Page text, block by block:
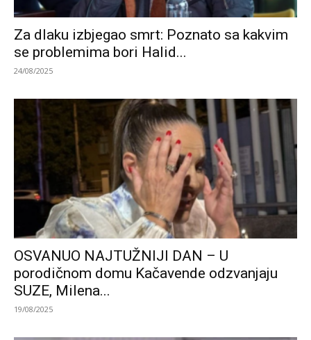
Za dlaku izbjegao smrt: Poznato sa kakvim
se problemima bori Halid...
24/08/2025
OSVANUO NAJTUŽNIJI DAN – U
porodičnom domu Kačavende odzvanjaju
SUZE, Milena...
19/08/2025